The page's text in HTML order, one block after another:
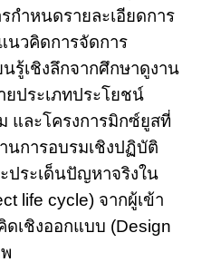
กำหนดรายละเอียดการ
นวคิดการจัดการ
รู้เชิงลึกจากศึกษาดูงาน
ประเภทประโยชน์
และโครงการมิกซ์ยูสที่
นการอบรมเชิงปฏิบัติ
ประเด็นปัญหาจริงใน
life cycle) จากผู้เข้า
ดเชิงออกแบบ (Design